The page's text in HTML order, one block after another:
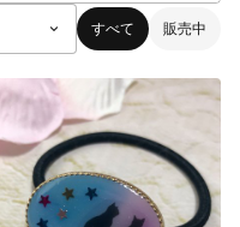
すべて 販売中